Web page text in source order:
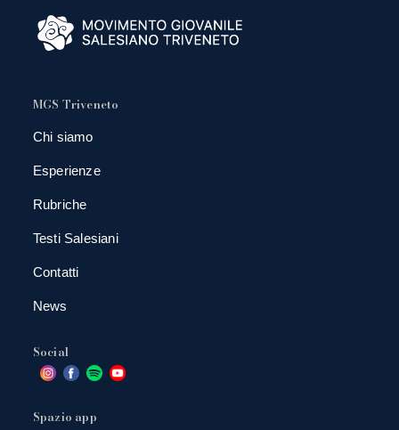
MGS Triveneto
Chi siamo
Esperienze
Rubriche
Testi Salesiani
Contatti
News
Social
Spazio app